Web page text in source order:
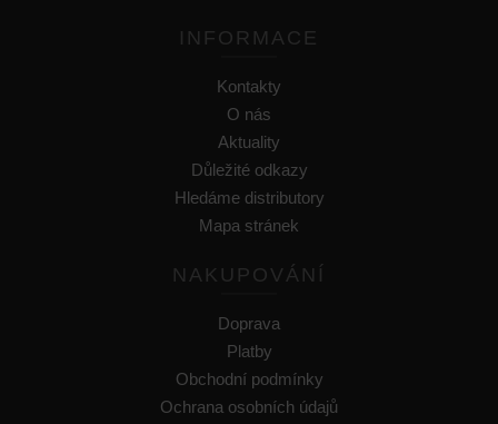
INFORMACE
Kontakty
O nás
Aktuality
Důležité odkazy
Hledáme distributory
Mapa stránek
NAKUPOVÁNÍ
Doprava
Platby
Obchodní podmínky
Ochrana osobních údajů